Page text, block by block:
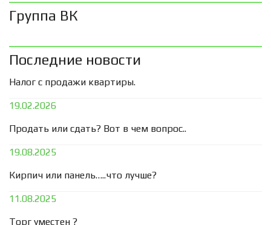
Группа ВК
Последние новости
Налог с продажи квартиры.
19.02.2026
Продать или сдать? Вот в чем вопрос..
19.08.2025
Кирпич или панель…..что лучше?
11.08.2025
Торг уместен ?